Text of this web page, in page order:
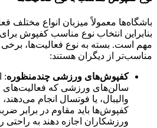
باشگاه‌ها معمولاً میزبان انواع مختلف
بنابراین انتخاب نوع مناسب کفپوش
مهم است. بسته به نوع فعالیت‌ها، برخی
مناسب‌تر از دیگران هستند:
کفپوش‌های ورزشی چندمنظوره:
سالن‌های ورزشی که فعالیت‌های
والیبال، یا فوتسال انجام
کفپوش‌ها باید مقاوم در برابر
ورزشکاران اجازه دهند به راحتی